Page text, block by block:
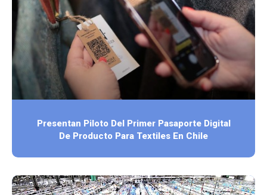
Presentan Piloto Del Primer Pasaporte Digital
De Producto Para Textiles En Chile